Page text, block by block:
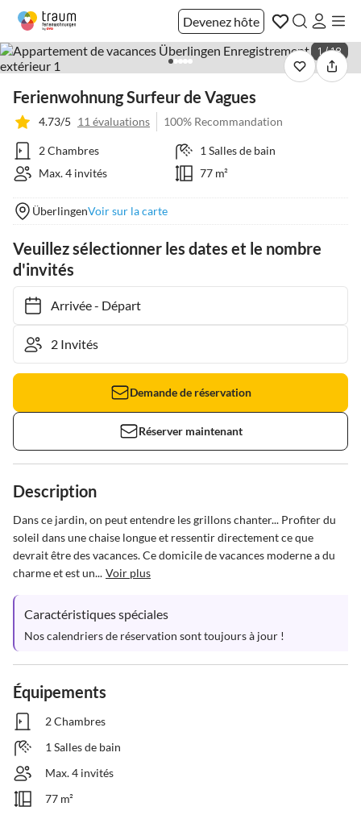
Devenez hôte
1 / 18
Ferienwohnung Surfeur de Vagues
4.73/5 11 évaluations 100% Recommandation
2 Chambres
1 Salles de bain
Max. 4 invités
77 m²
ÜberlingenVoir sur la carte
Veuillez sélectionner les dates et le nombre
d'invités
Arrivée- Départ
Demande de réservation
Réserver maintenant
Description
Dans ce jardin, on peut entendre les grillons chanter... Profiter du
soleil dans une chaise longue et ressentir directement ce que
devrait être des vacances. Ce domicile de vacances moderne a du
charme et est un... Voir plus
Caractéristiques spéciales
Nos calendriers de réservation sont toujours à jour !
Équipements
2 Chambres
1 Salles de bain
Max. 4 invités
77 m²